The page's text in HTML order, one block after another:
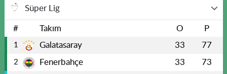
Süper Lig
# Takım O P
1 Galatasaray 33 77
2 Fenerbahçe 33 73